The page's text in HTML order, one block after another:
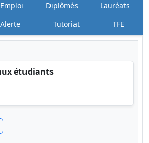
Emploi Diplômés
Lauréats
Alerte Tutoriat TFE
étudiants